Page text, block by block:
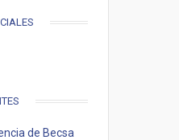
de Becsa